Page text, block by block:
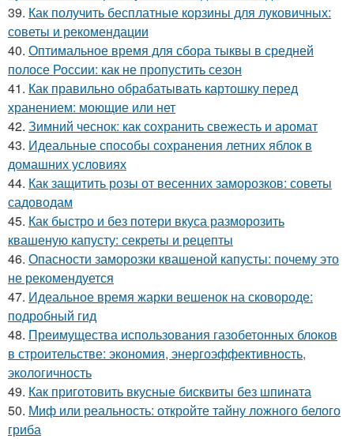
39. Как получить бесплатные корзины для луковичных:
советы и рекомендации
40. Оптимальное время для сбора тыквы в средней
полосе России: как не пропустить сезон
41. Как правильно обрабатывать картошку перед
хранением: моющие или нет
42. Зимний чеснок: как сохранить свежесть и аромат
43. Идеальные способы сохранения летних яблок в
домашних условиях
44. Как защитить розы от весенних заморозков: советы
садоводам
45. Как быстро и без потери вкуса разморозить
квашеную капусту: секреты и рецепты
46. Опасности заморозки квашеной капусты: почему это
не рекомендуется
47. Идеальное время жарки вешенок на сковороде:
подробный гид
48. Преимущества использования газобетонных блоков
в строительстве: экономия, энергоэффективность,
экологичность
49. Как приготовить вкусные бисквиты без шпината
50. Миф или реальность: откройте тайну ложного белого
гриба